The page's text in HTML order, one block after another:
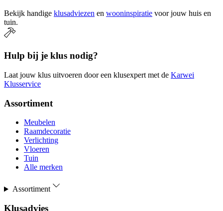
Bekijk handige klusadviezen en wooninspiratie voor jouw huis en
tuin.
Hulp bij je klus nodig?
Laat jouw klus uitvoeren door een klusexpert met de Karwei
Klusservice
Assortiment
Meubelen
Raamdecoratie
Verlichting
Vloeren
Tuin
Alle merken
Assortiment
Klusadvies